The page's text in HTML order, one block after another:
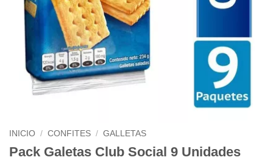
INICIO / CONFITES / GALLETAS
Pack Galetas Club Social 9 Unidades